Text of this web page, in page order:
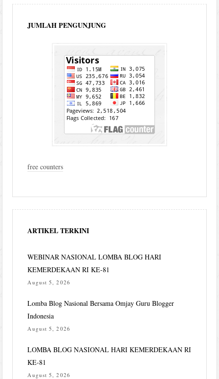
JUMLAH PENGUNJUNG
free counters
ARTIKEL TERKINI
WEBINAR NASIONAL LOMBA BLOG HARI
KEMERDEKAAN RI KE-81
August 5, 2026
Lomba Blog Nasional Bersama Omjay Guru Blogger
Indonesia
August 5, 2026
LOMBA BLOG NASIONAL HARI KEMERDEKAAN RI
KE-81
August 5, 2026